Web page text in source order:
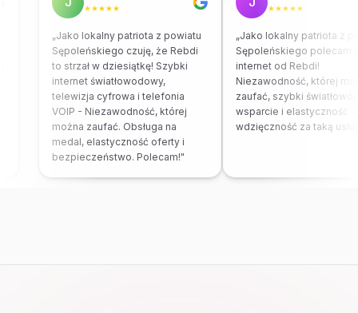
★★★★★
„Jako lokalny patriota z powiatu
Sępoleńskiego czuję, że Rebdi
to strzał w dziesiątkę! Szybki
internet światłowodowy,
telewizja cyfrowa i telefonia
VOIP - Niezawodność, której
można zaufać. Obsługa na
medal, elastyczność oferty i
bezpieczeństwo. Polecam!"
★★★★★
„Jako lokalny patriota z
Sępoleńskiego polecam
internet od Rebdi!
Niezawodność, której
zaufać, szybki
wsparcie i elastyczność
wdzięczność za taką